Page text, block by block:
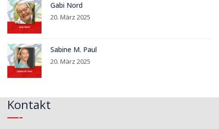
Gabi Nord
20. März 2025
Sabine M. Paul
20. März 2025
Kontakt